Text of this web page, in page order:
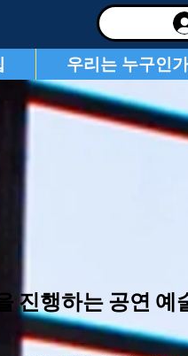
우리는 누구인가
진행하는 공연 예